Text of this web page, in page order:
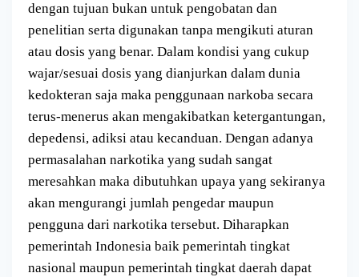
dengan tujuan bukan untuk pengobatan dan
penelitian serta digunakan tanpa mengikuti aturan
atau dosis yang benar. Dalam kondisi yang cukup
wajar/sesuai dosis yang dianjurkan dalam dunia
kedokteran saja maka penggunaan narkoba secara
terus-menerus akan mengakibatkan ketergantungan,
depedensi, adiksi atau kecanduan. Dengan adanya
permasalahan narkotika yang sudah sangat
meresahkan maka dibutuhkan upaya yang sekiranya
akan mengurangi jumlah pengedar maupun
pengguna dari narkotika tersebut. Diharapkan
pemerintah Indonesia baik pemerintah tingkat
nasional maupun pemerintah tingkat daerah dapat